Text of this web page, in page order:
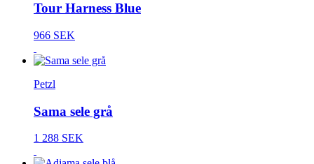
Tour Harness Blue
966 SEK
Petzl
Sama sele grå
1 288 SEK